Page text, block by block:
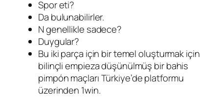
Spor eti?
Da bulunabilirler.
N genellikle sadece?
Duygular?
Bu iki parça için bir temel oluşturmak için
bilinçli empieza düşünülmüş bir bahis
pimpón maçları Türkiye’de platformu
üzerinden 1win.